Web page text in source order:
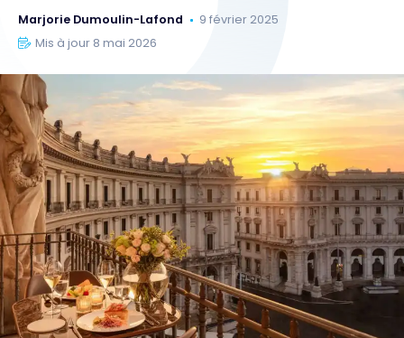
Marjorie Dumoulin-Lafond
9 février 2025
Mis à jour 8 mai 2026